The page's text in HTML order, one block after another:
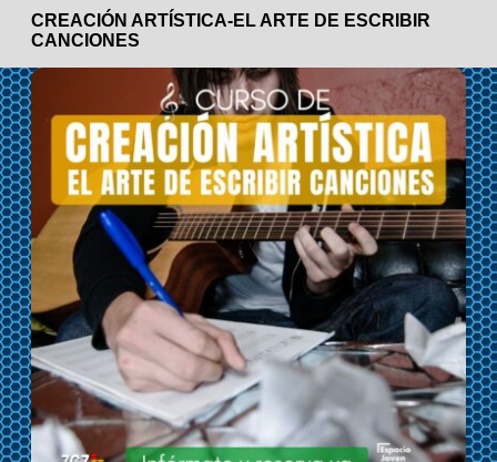
CREACIÓN ARTÍSTICA-EL ARTE DE ESCRIBIR
CANCIONES